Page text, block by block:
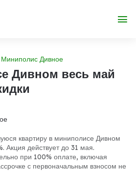
Миниполис Дивное
Дивном весь май
квартиру в миниполисе Дивном
Акция действует до 31 мая.
при 100% оплате, включая
с первоначальным взносом не